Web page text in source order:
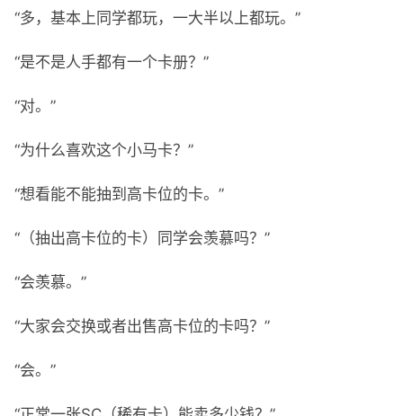
“多，基本上同学都玩，一大半以上都玩。”
“是不是人手都有一个卡册？”
“对。”
“为什么喜欢这个小马卡？”
“想看能不能抽到高卡位的卡。”
“（抽出高卡位的卡）同学会羡慕吗？”
“会羡慕。”
“大家会交换或者出售高卡位的卡吗？”
“会。”